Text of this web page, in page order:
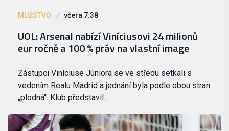
MUŽSTVO včera 7:38
UOL: Arsenal nabízí Viníciusovi 24 milionů
eur ročně a 100 % práv na vlastní image
Zástupci Viníciuse Júniora se ve středu setkali s
vedením Realu Madrid a jednání byla podle obou stran
„plodná“. Klub představil…